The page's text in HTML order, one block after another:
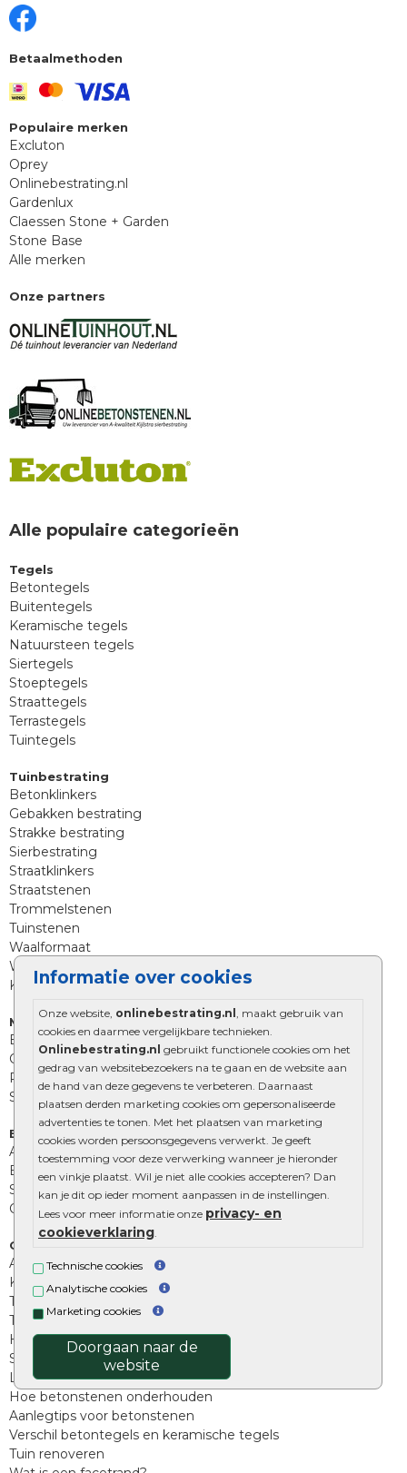
Informatie over cookies
Onze website, onlinebestrating.nl
, maakt gebruik van
cookies en daarmee vergelijkbare technieken.
Onlinebestrating.nl gebruikt functionele cookies om het
gedrag van websitebezoekers na te gaan en de website aan
de hand van deze gegevens te verbeteren. Daarnaast
plaatsen derden marketing cookies om gepersonaliseerde
advertenties te tonen. Met het plaatsen van marketing
cookies worden persoonsgegevens verwerkt. Je geeft
toestemming voor deze verwerking wanneer je hieronder
een vinkje plaatst. Wil je niet alle cookies accepteren? Dan
kan je dit op ieder moment aanpassen in de instellingen.
Lees voor meer informatie onze privacy- en
cookieverklaring
Technische cookies
Analytische cookies
Marketing cookies
Doorgaan naar de
website
Betaalmethoden
Populaire merken
Excluton
Oprey
Onlinebestrating.nl
Gardenlux
Claessen Stone + Garden
Stone Base
Alle merken
Onze partners
Alle populaire categorieën
Tegels
Betontegels
Buitentegels
Keramische tegels
Natuursteen tegels
Siertegels
Stoeptegels
Straattegels
Terrastegels
Tuintegels
Tuinbestrating
Betonklinkers
Gebakken bestrating
Strakke bestrating
Sierbestrating
Straatklinkers
Straatstenen
Trommelstenen
Tuinstenen
Waalformaat
Wildverband bestrating
Kingstones
Muurelementen
Betonbielzen
Opsluitbanden
Palissades
Stapelblokken
Extra benodigdheden
Afwatering en diversen
Beplantings en betonelementen
Split, grind en zand
Oprit tegels
Overig
Aanbiedingen
Kunstgras
Tuintegels outlet
Terrastegels leggen
Hoe richt ik een landelijke tuin in?
Sierbestrating schoonmaken
Legpatronen betonstenen
Hoe betonstenen onderhouden
Aanlegtips voor betonstenen
Verschil betontegels en keramische tegels
Tuin renoveren